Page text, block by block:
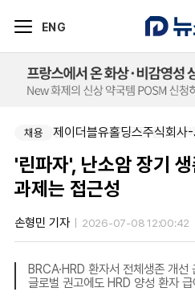
ENG
채용 신신제약-세종공장 품질관
채용
'린파자', 난소암 장기
과제는 접근성
손형민 기자 2026-07-08 12:00:42
BRCA·HRD 환자서 전체생존 개선
글로벌 권고에도 HRD 양성 환자 급